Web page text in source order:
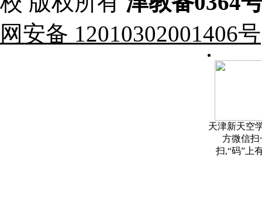
网安备 12010302001406号
天津新天空
方微信扫
扫,“码”上